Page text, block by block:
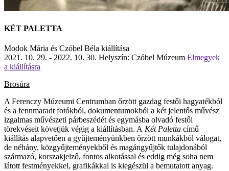
KÉT PALETTA
Modok Mária és Czóbel Béla kiállítása
2021. 10. 29. - 2022. 10. 30. Helyszín: Czóbel Múzeum Elmegyek
a kiállításra
Brosúra
A Ferenczy Múzeumi Centrumban őrzött gazdag festői hagyatékból
és a fennmaradt fotókból, dokumentumokból a két jelentős művész
izgalmas művészeti párbeszédét és egymásba olvadó festői
törekvéseit követjük végig a kiállításban. A Két Paletta című
kiállítás alapvetően a gyűjteményünkben őrzött munkákból válogat,
de néhány, közgyűjteményekből és magángyűjtők tulajdonából
származó, korszakjelző, fontos alkotással és eddig még soha nem
látott festményekkel, grafikákkal is kiegészül a bemutatott anyag.